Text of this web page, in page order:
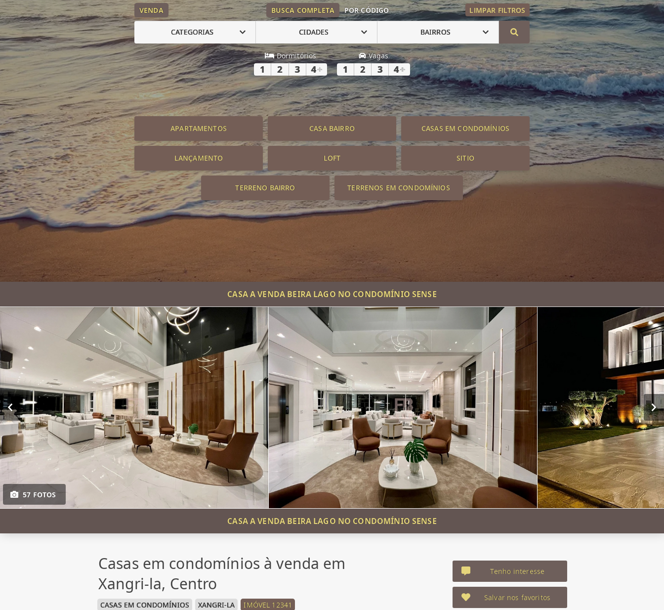
VENDA BUSCA COMPLETA POR CÓDIGO LIMPAR FILTROS
CATEGORIAS CIDADES BAIRROS
Dormitórios
1 2 3 4+
Vagas
1 2 3 4+
APARTAMENTOS CASA BAIRRO CASAS EM CONDOMÍNIOS
LANÇAMENTO LOFT SITIO
TERRENO BAIRRO TERRENOS EM CONDOMÍNIOS
CASA A VENDA BEIRA LAGO NO CONDOMÍNIO SENSE
57 FOTOS
CASA A VENDA BEIRA LAGO NO CONDOMÍNIO SENSE
Casas em condomínios à venda em
Xangri-la, Centro
CASAS EM CONDOMÍNIOS XANGRI-LA IMÓVEL 12341
Tenho interesse
Salvar nos favoritos